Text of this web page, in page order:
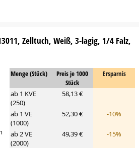
Zelltuch, Weiß, 3-lagig, 1/4 Falz,
Menge (Stück)
Preis je 1000
Stück
Ersparnis
ab 1 KVE
(250)
58,13 €
ab 1 VE
(1000)
52,30 € -10%
ab 2 VE
(2000)
49,39 € -15%